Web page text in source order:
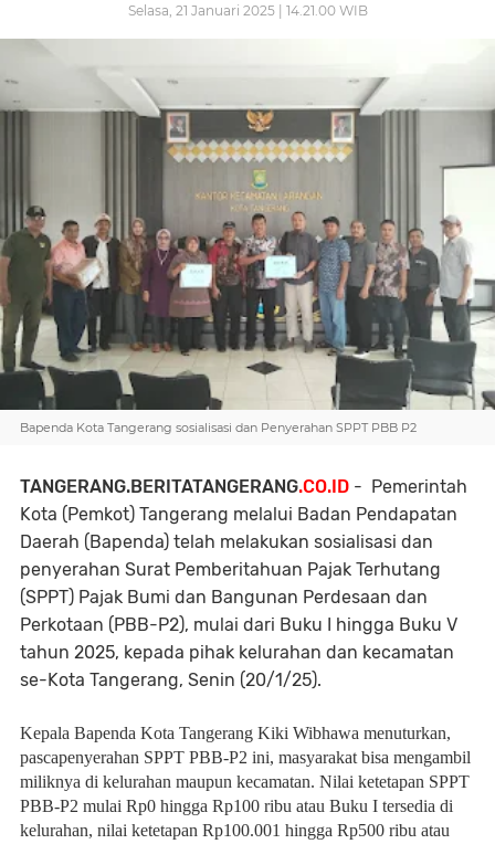
Selasa, 21 Januari 2025 | 14.21.00 WIB
Bapenda Kota Tangerang sosialisasi dan Penyerahan SPPT PBB P2
TANGERANG.BERITATANGERANG.CO.ID - Pemerintah
Kota (Pemkot) Tangerang melalui Badan Pendapatan
Daerah (Bapenda) telah melakukan sosialisasi dan
penyerahan Surat Pemberitahuan Pajak Terhutang
(SPPT) Pajak Bumi dan Bangunan Perdesaan dan
Perkotaan (PBB-P2), mulai dari Buku I hingga Buku V
tahun 2025, kepada pihak kelurahan dan kecamatan
se-Kota Tangerang, Senin (20/1/25).
Kepala Bapenda Kota Tangerang Kiki Wibhawa menuturkan,
pascapenyerahan SPPT PBB-P2 ini, masyarakat bisa mengambil
miliknya di kelurahan maupun kecamatan. Nilai ketetapan SPPT
PBB-P2 mulai Rp0 hingga Rp100 ribu atau Buku I tersedia di
kelurahan, nilai ketetapan Rp100.001 hingga Rp500 ribu atau